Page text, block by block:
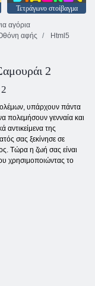
Τετράγωνο στοίβαγμα
αγόρια
αφής
Html5
2
υπάρχουν πάντα
να πολεμήσουν γενναία και
αντικείμενα της
σας ξεκίνησε σε
Τώρα η ζωή σας είναι
χρησιμοποιώντας το